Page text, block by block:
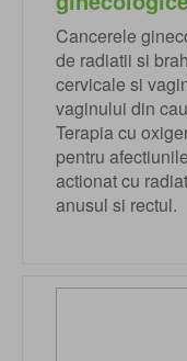
Cancerele
de radiatii si
cervicale si
vaginului din
Terapia cu
pentru
actionat cu
anusul si rectul.